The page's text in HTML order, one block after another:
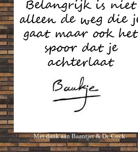
Met dank aan Baantjer & De Cock